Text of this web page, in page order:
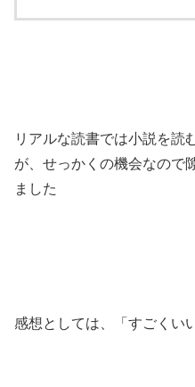
リアルな読書では小説を読
が、せっかくの機会なので
ました
感想としては、「すごくい